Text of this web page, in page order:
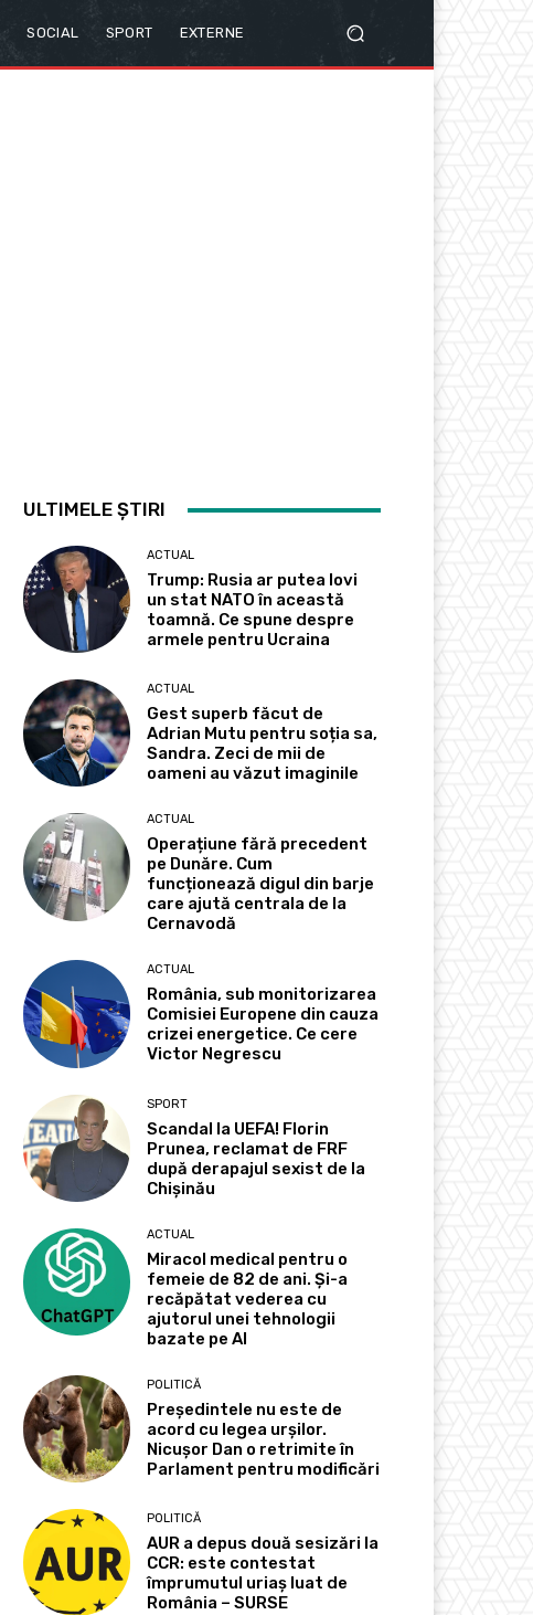
SOCIAL SPORT EXTERNE
ULTIMELE ȘTIRI
ACTUAL
Trump: Rusia ar putea lovi
un stat NATO în această
toamnă. Ce spune despre
armele pentru Ucraina
ACTUAL
Gest superb făcut de
Adrian Mutu pentru soția sa,
Sandra. Zeci de mii de
oameni au văzut imaginile
ACTUAL
Operațiune fără precedent
pe Dunăre. Cum
funcționează digul din barje
care ajută centrala de la
Cernavodă
ACTUAL
România, sub monitorizarea
Comisiei Europene din cauza
crizei energetice. Ce cere
Victor Negrescu
SPORT
Scandal la UEFA! Florin
Prunea, reclamat de FRF
după derapajul sexist de la
Chișinău
ACTUAL
Miracol medical pentru o
femeie de 82 de ani. Și-a
recăpătat vederea cu
ajutorul unei tehnologii
bazate pe AI
POLITICĂ
Președintele nu este de
acord cu legea urșilor.
Nicușor Dan o retrimite în
Parlament pentru modificări
POLITICĂ
AUR a depus două sesizări la
CCR: este contestat
împrumutul uriaș luat de
România – SURSE